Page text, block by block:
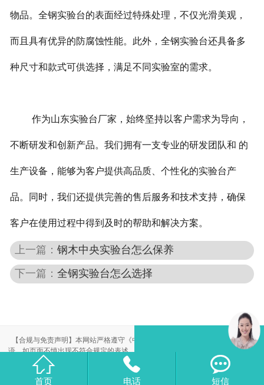
物品。全钢实验台的表面经过特殊处理，不仅光滑美观，
而且具有优异的防腐蚀性能。此外，全钢实验台还具备多
种尺寸和款式可供选择，满足不同实验室的需求。
作为山东实验台厂家，始终坚持以客户需求为导向，
不断研发和创新产品。我们拥有一支专业的研发团队和 的
生产设备，能够为客户提供高品质、个性化的实验台产
品。同时，我们还提供完善的售后服务和技术支持，确保
客户在使用过程中得到及时的帮助和解决方案。
上一篇：钢木中央实验台怎么保养
下一篇：全钢实验台怎么选择

首页

电话

短信
【合规与免责声明】本网站严格遵守《中华人民共和国广告法》，尽力规范用
语。如页面不慎出现不符合规定的表述，敬请联系我们，将立即更正；相关内容
仅供参考，不构成交易依据。
本站部分素材来自网络，如有侵权，请联系删除。